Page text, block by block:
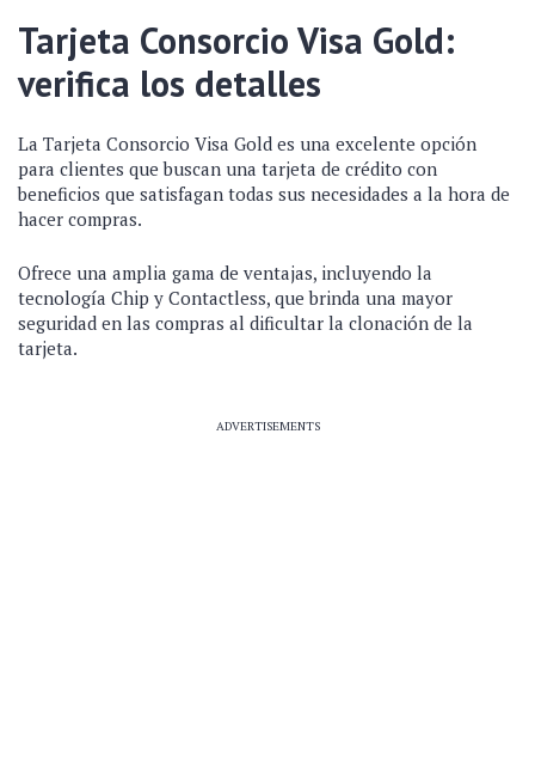
Tarjeta Consorcio Visa Gold:
verifica los detalles
La Tarjeta Consorcio Visa Gold es una excelente opción
para clientes que buscan una tarjeta de crédito con
beneficios que satisfagan todas sus necesidades a la hora de
hacer compras.
Ofrece una amplia gama de ventajas, incluyendo la
tecnología Chip y Contactless, que brinda una mayor
seguridad en las compras al dificultar la clonación de la
tarjeta.
ADVERTISEMENTS